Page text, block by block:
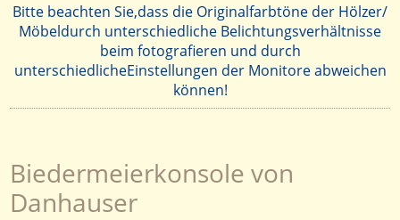
Bitte beachten Sie,dass die Originalfarbtöne der Hölzer/
Möbeldurch unterschiedliche Belichtungsverhältnisse
beim fotografieren und durch
unterschiedlicheEinstellungen der Monitore abweichen
können!
Biedermeierkonsole von
Danhauser